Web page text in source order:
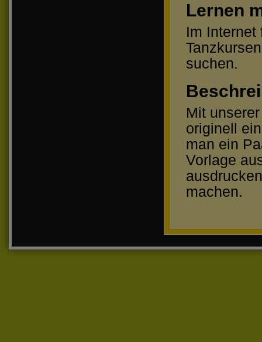
Lernen
Im
suchen.
Mit
originell
man ein
Vorlage
machen.